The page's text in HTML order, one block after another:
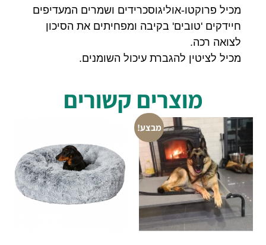
מכיל פרוקטו-אוליגוסכרידים ושמרים המעדיפים
חיידקים 'טובים' בקיבה ומפחיתים את הסיכון
לצואה רכה.
מכיל לציטין להגברת עיכול השומנים.
מוצרים קשורים
מבצע!